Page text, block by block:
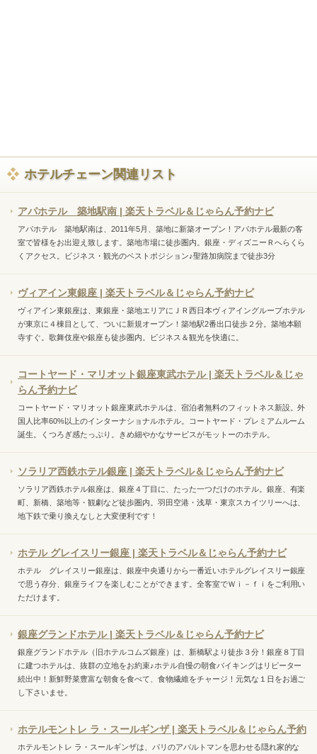
ホテルチェーン関連リスト
アパホテル 築地駅南 | 楽天トラベル＆じゃらん予約ナビ
アパホテル 築地駅南は、2011年5月、築地に新築オープン！アパホテル最新の客
室で皆様をお出迎え致します。築地市場に徒歩圏内。銀座・ディズニーＲへらくら
くアクセス。ビジネス・観光のベストポジション♪聖路加病院まで徒歩3分
ヴィアイン東銀座 | 楽天トラベル＆じゃらん予約ナビ
ヴィアイン東銀座は、東銀座・築地エリアにＪＲ西日本ヴィアイングループホテル
が東京に４棟目として、ついに新規オープン！築地駅2番出口徒歩２分。築地本願
寺すぐ。歌舞伎座や銀座も徒歩圏内。ビジネス＆観光を快適に。
コートヤード・マリオット銀座東武ホテル | 楽天トラベル＆じゃ
らん予約ナビ
コートヤード・マリオット銀座東武ホテルは、宿泊者無料のフィットネス新設。外
国人比率60%以上のインターナショナルホテル。コートヤード・プレミアムルーム
誕生。くつろぎ感たっぷり。きめ細やかなサービスがモットーのホテル。
ソラリア西鉄ホテル銀座 | 楽天トラベル＆じゃらん予約ナビ
ソラリア西鉄ホテル銀座は、銀座４丁目に、たった一つだけのホテル。銀座、有楽
町、新橋、築地等・観劇など徒歩圏内。羽田空港・浅草・東京スカイツリーへは、
地下鉄で乗り換えなしと大変便利です！
ホテル グレイスリー銀座 | 楽天トラベル＆じゃらん予約ナビ
ホテル グレイスリー銀座は、銀座中央通りから一番近いホテルグレイスリー銀座
で思う存分、銀座ライフを楽しむことができます。全客室でＷｉ－ｆｉをご利用い
ただけます。
銀座グランドホテル | 楽天トラベル＆じゃらん予約ナビ
銀座グランドホテル（旧ホテルコムズ銀座）は、新橋駅より徒歩３分！銀座８丁目
に建つホテルは、抜群の立地をお約束♪ホテル自慢の朝食バイキングはリピーター
続出中！新鮮野菜豊富な朝食を食べて、食物繊維をチャージ！元気な１日をお過ご
し下さいませ。
ホテルモントレ ラ・スールギンザ | 楽天トラベル＆じゃらん予約
ホテルモントレ ラ・スールギンザは、パリのアパルトマンを思わせる隠れ家的な